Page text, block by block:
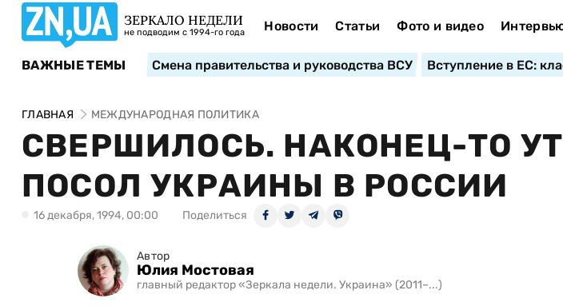
ЗЕРКАЛО НЕДЕЛИ
не подводим с 1994-го года Новости Статьи Фото и видео
ВАЖНЫЕ ТЕМЫ Смена правительства и руководства ВСУ Вступление в ЕС:
ГЛАВНАЯ МЕЖДУНАРОДНАЯ ПОЛИТИКА
СВЕРШИЛОСЬ. НАКОНЕЦ-ТО
ПОСОЛ УКРАИНЫ В РОССИИ
16 декабря, 1994, 00:00 Поделиться
Автор
Юлия Мостовая
главный редактор «Зеркала недели. Украина» (2011–...)